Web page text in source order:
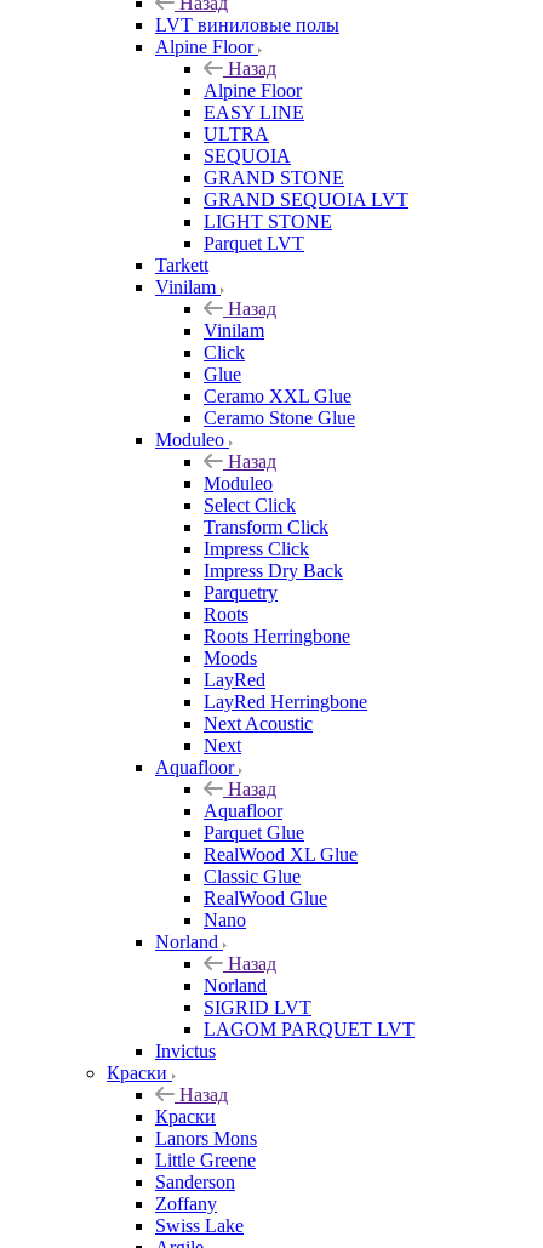
LVT виниловые полы
Alpine Floor
Назад
Alpine Floor
EASY LINE
ULTRA
SEQUOIA
GRAND STONE
GRAND SEQUOIA LVT
LIGHT STONE
Parquet LVT
Tarkett
Vinilam
Назад
Vinilam
Click
Glue
Ceramo XXL Glue
Ceramo Stone Glue
Moduleo
Назад
Moduleo
Select Click
Transform Click
Impress Click
Impress Dry Back
Parquetry
Roots
Roots Herringbone
Moods
LayRed
LayRed Herringbone
Next Acoustic
Next
Aquafloor
Назад
Aquafloor
Parquet Glue
RealWood XL Glue
Classic Glue
RealWood Glue
Nano
Norland
Назад
Norland
SIGRID LVT
LAGOM PARQUET LVT
Invictus
Краски
Назад
Краски
Lanors Mons
Little Greene
Sanderson
Zoffany
Swiss Lake